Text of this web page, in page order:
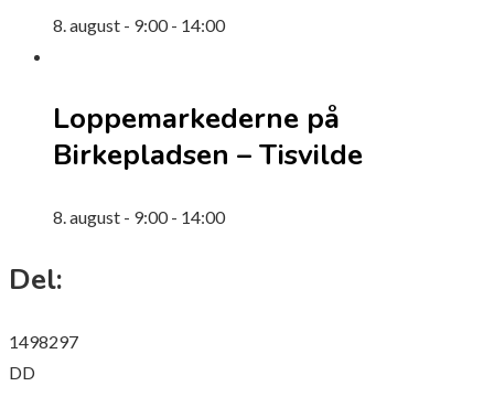
8. august - 9:00- 14:00
Loppemarkederne på
Birkepladsen – Tisvilde
8. august - 9:00- 14:00
Del:
1498297
DD